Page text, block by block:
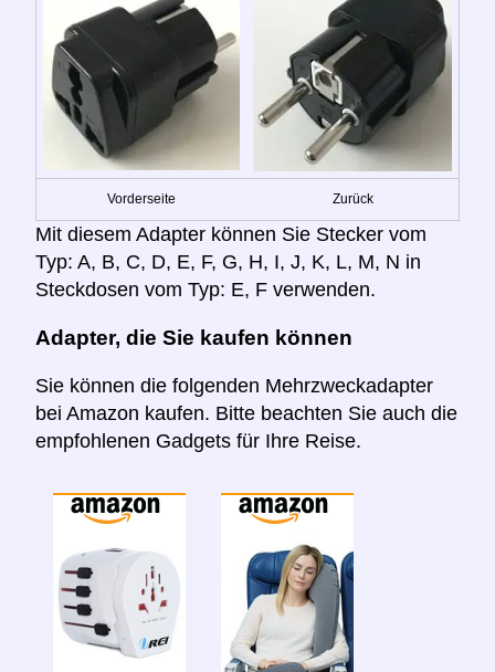
Vorderseite Zurück
Mit diesem Adapter können Sie Stecker vom
Typ: A, B, C, D, E, F, G, H, I, J, K, L, M, N in
Steckdosen vom Typ: E, F verwenden.
Adapter, die Sie kaufen können
Sie können die folgenden Mehrzweckadapter
bei Amazon kaufen. Bitte beachten Sie auch die
empfohlenen Gadgets für Ihre Reise.